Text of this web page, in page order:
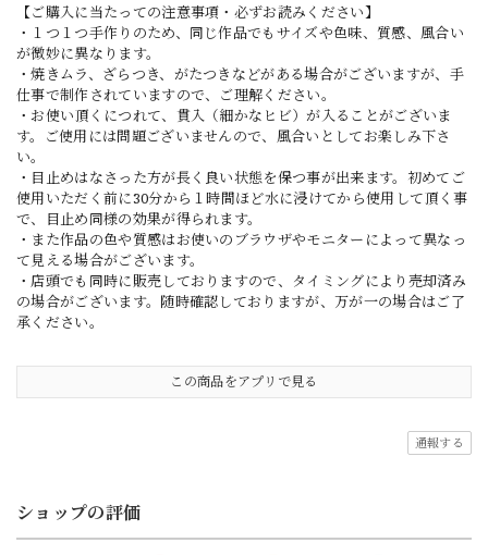
【ご購入に当たっての注意事項・必ずお読みください】
・１つ１つ手作りのため、同じ作品でもサイズや色味、質感、風合い
が微妙に異なります。
・焼きムラ、ざらつき、がたつきなどがある場合がございますが、手
仕事で制作されていますので、ご理解ください。
・お使い頂くにつれて、貫入（細かなヒビ）が入ることがございま
す。ご使用には問題ございませんので、風合いとしてお楽しみ下さ
い。
・目止めはなさった方が長く良い状態を保つ事が出来ます。初めてご
使用いただく前に30分から１時間ほど水に浸けてから使用して頂く事
で、目止め同様の効果が得られます。
・また作品の色や質感はお使いのブラウザやモニターによって異なっ
て見える場合がございます。
・店頭でも同時に販売しておりますので、タイミングにより売却済み
の場合がございます。随時確認しておりますが、万が一の場合はご了
承ください。
この商品をアプリで見る
通報する
ショップの評価